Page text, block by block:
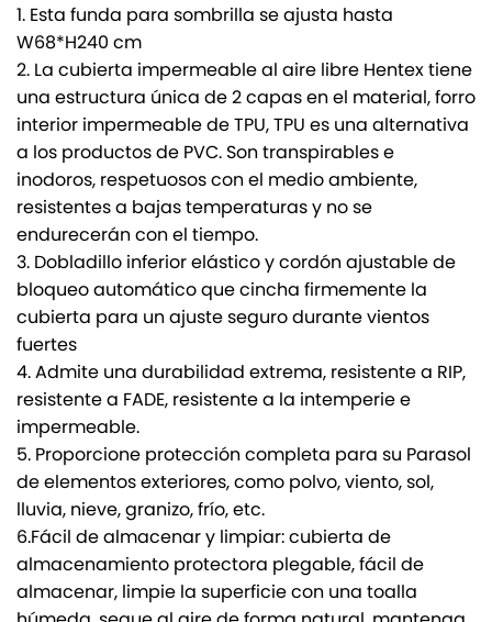
1. Esta funda para sombrilla se ajusta hasta
W68*H240 cm
2. La cubierta impermeable al aire libre Hentex tiene
una estructura única de 2 capas en el material, forro
interior impermeable de TPU, TPU es una alternativa
a los productos de PVC. Son transpirables e
inodoros, respetuosos con el medio ambiente,
resistentes a bajas temperaturas y no se
endurecerán con el tiempo.
3. Dobladillo inferior elástico y cordón ajustable de
bloqueo automático que cincha firmemente la
cubierta para un ajuste seguro durante vientos
fuertes
4. Admite una durabilidad extrema, resistente a RIP,
resistente a FADE, resistente a la intemperie e
impermeable.
5. Proporcione protección completa para su Parasol
de elementos exteriores, como polvo, viento, sol,
lluvia, nieve, granizo, frío, etc.
6.Fácil de almacenar y limpiar: cubierta de
almacenamiento protectora plegable, fácil de
almacenar, limpie la superficie con una toalla